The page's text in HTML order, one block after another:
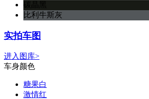
碳晶黑
比利牛斯灰
实拍车图
进入图库>
车身颜色
糖果白
激情红